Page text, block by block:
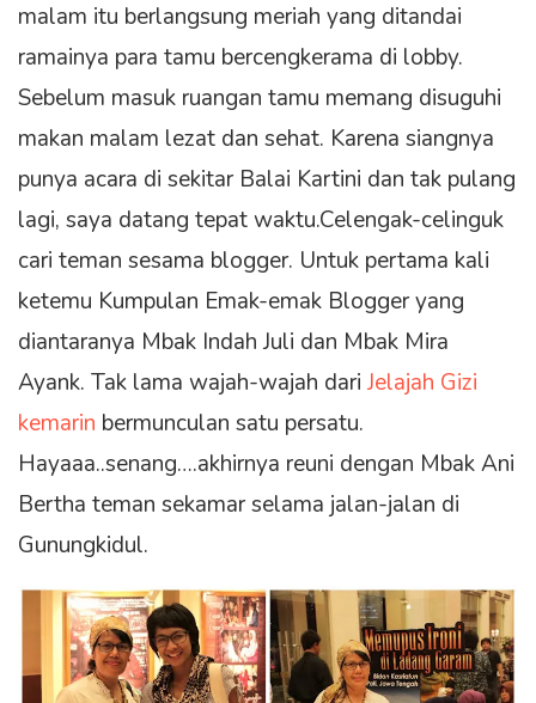
malam itu berlangsung meriah yang ditandai
ramainya para tamu bercengkerama di lobby.
Sebelum masuk ruangan tamu memang disuguhi
makan malam lezat dan sehat. Karena siangnya
punya acara di sekitar Balai Kartini dan tak pulang
lagi, saya datang tepat waktu.Celengak-celinguk
cari teman sesama blogger. Untuk pertama kali
ketemu Kumpulan Emak-emak Blogger yang
diantaranya Mbak Indah Juli dan Mbak Mira
Ayank. Tak lama wajah-wajah dari Jelajah Gizi
kemarin bermunculan satu persatu.
Hayaaa..senang….akhirnya reuni dengan Mbak Ani
Bertha teman sekamar selama jalan-jalan di
Gunungkidul.